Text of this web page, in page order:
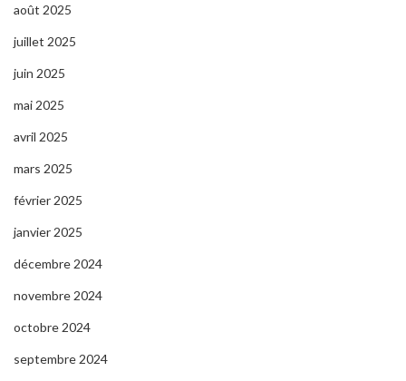
août 2025
juillet 2025
juin 2025
mai 2025
avril 2025
mars 2025
février 2025
janvier 2025
décembre 2024
novembre 2024
octobre 2024
septembre 2024